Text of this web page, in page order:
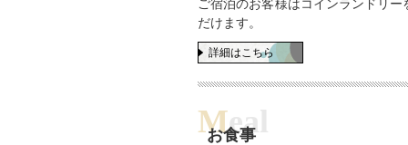
ご宿泊のお客様はコインランドリー
だけます。
詳細はこちら
お食事
Meal